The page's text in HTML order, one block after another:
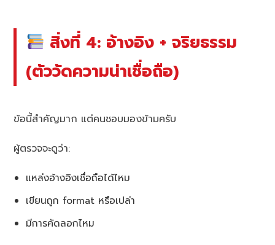
สิ่งที่ 4: อ้างอิง + จริยธรรม
(ตัววัดความน่าเชื่อถือ)
ข้อนี้สำคัญมาก แต่คนชอบมองข้ามครับ
ผู้ตรวจจะดูว่า:
แหล่งอ้างอิงเชื่อถือได้ไหม
เขียนถูก format หรือเปล่า
มีการคัดลอกไหม